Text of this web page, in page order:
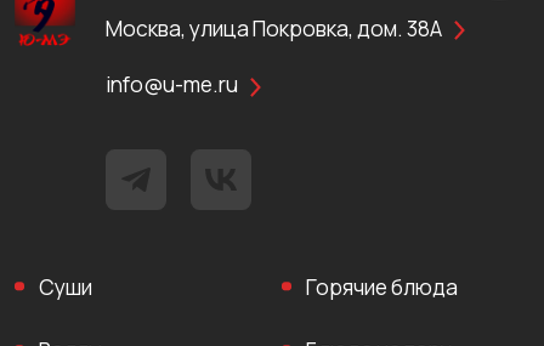
Москва, улица Покровка, дом. 38А
info@u-me.ru
Суши Горячие блюда